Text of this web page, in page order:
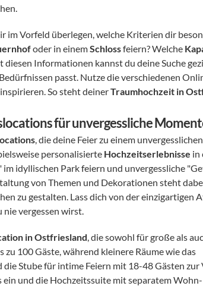
im Vorfeld überlegen, welche Kriterien dir
oder in einem Schloss feiern? Welche
Informationen kannst du deine Suche
passt. Nutze die verschiedenen
So steht deiner Traumhochzeit in
für unvergessliche
, die deine Feier zu einem
personalisierte Hochzeitserlebnisse in
idyllischen Park feiern und unvergessliche
von Themen und Dekorationen steht
zu gestalten. Lass dich von der einzigartigen
nie vergessen wirst.
in Ostfriesland, die sowohl für große als
100 Gäste, während kleinere Räume wie das
die Stube für intime Feiern mit 18-48 Gästen zur
und die Hochzeitssuite mit separatem